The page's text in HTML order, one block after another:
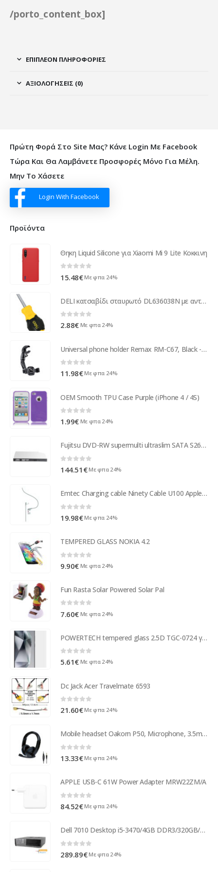
/porto_content_box]
ΕΠΙΠΛΈΟΝ ΠΛΗΡΟΦΟΡΊΕΣ
ΑΞΙΟΛΟΓΉΣΕΙΣ (0)
Πρώτη Φορά Στο Site Μας? Κάνε Login Με Facebook
Τώρα Και Θα Λαμβάνετε Προσφορές Μόνο Για Μέλη.
Μην Το Χάσετε
Login With Facebook
Προϊόντα
Θηκη Liquid Silicone για Xiaomi Mi 9 Lite Κοκκινη
15.48€ Με φπα 24%
DELI κατσαβίδι σταυρωτό DL636038N με αντιολισθητική λαβή, μαγνητικό, PH2x38mm
0 out of 5
2.88€ Με φπα 24%
Universal phone holder Remax RM-C67, Black - 17765
0 out of 5
11.98€ Με φπα 24%
OEM Smooth TPU Case Purple (iPhone 4 / 4S)
0 out of 5
1.99€ Με φπα 24%
Fujitsu DVD-RW supermulti ultraslim SATA S26361-F3778-L1
0 out of 5
144.51 € Με φπα 24%
Emtec Charging cable Ninety Cable U100 Apple - iPod/iPhone/iPad
19.98€ Με φπα 24%
TEMPERED GLASS NOKIA 4.2
9.90€ Με φπα 24%
Fun Rasta Solar Powered Solar Pal
7.60€ Με φπα 24%
POWERTECH tempered glass 2.5D TGC-0724 για Samsung Galaxy S25 Ultra
0 out of 5
5.61€ Με φπα 24%
Dc Jack Acer Travelmate 6593
0 out of 5
21.60€ Με φπα 24%
Mobile headset Oakorn P50, Microphone, 3.5mm, Black - 20526
0 out of 5
13.33€ Με φπα 24%
APPLE USB-C 61W Power Adapter MRW22ZM/A
0 out of 5
84.52€ Με φπα 24%
Dell 7010 Desktop i5-3470/4GB DDR3/320GB/DVD/8P Grade A+ Refurbished PC ( 67165 )
289.89€ Με φπα 24%